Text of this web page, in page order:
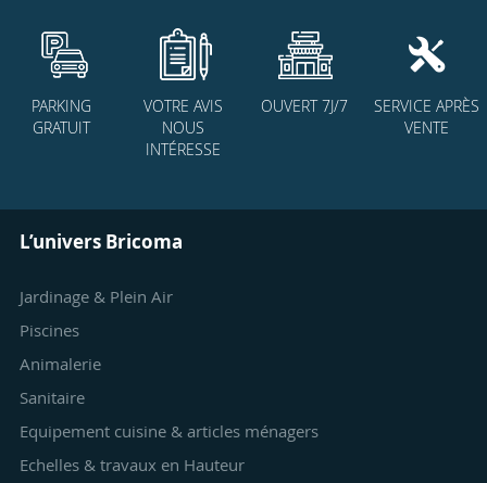
PARKING
GRATUIT
VOTRE AVIS
NOUS
INTÉRESSE
OUVERT 7J/7
SERVICE APRÈS
VENTE
L’univers Bricoma
Jardinage & Plein Air
Piscines
Animalerie
Sanitaire
Equipement cuisine & articles ménagers
Echelles & travaux en Hauteur